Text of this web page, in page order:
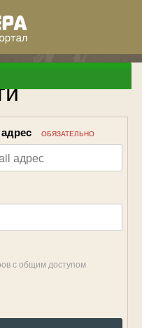
ОБЯЗАТЕЛЬНО
с общим доступом